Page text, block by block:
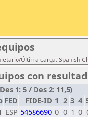
Última carga: Spanish
con
1: 5 / Des 2: 11,5)
FED FIDE-ID 1 2 3 4
ESP 54586690 0 0 1 0